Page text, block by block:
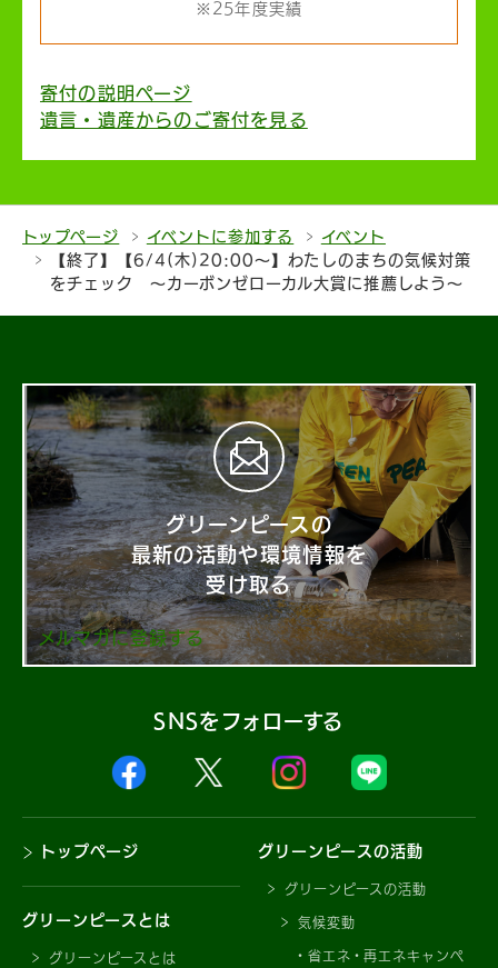
※25年度実績
寄付の説明ページ
遺言・遺産からのご寄付を見る
トップページ イベントに参加する
イベント
【終了】【6/4(木)20:00〜】わたしのまちの気候対策
をチェック 〜カーボンゼローカル大賞に推薦しよう〜
グリーンピースの
最新の活動や環境情報を
受け取る
メルマガに登録する
SNSをフォローする
トップページ
グリーンピースとは
グリーンピースとは
グリーンピースの活動
グリーンピースの活動
気候変動
省エネ・再エネキャンペ